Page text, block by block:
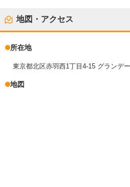
地図・アクセス
所在地
東京都北区赤羽西1丁目4-15 グランデ
地図